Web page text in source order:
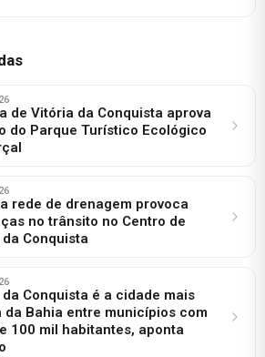
de Vitória da Conquista aprova
do Parque Turístico Ecológico
rede de drenagem provoca
no trânsito no Centro de
Conquista
Conquista é a cidade mais
da Bahia entre municípios com
100 mil habitantes, aponta